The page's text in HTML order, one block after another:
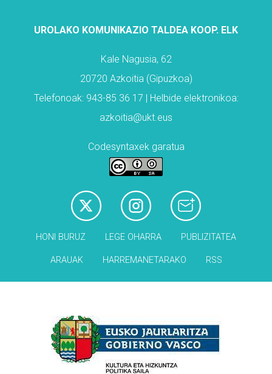
UROLAKO KOMUNIKAZIO TALDEA KOOP. ELK
Kale Nagusia, 62
20720 Azkoitia (Gipuzkoa)
Telefonoak: 943-85 36 17 | Helbide elektronikoa:
azkoitia@ukt.eus
Codesyntaxek garatua
HONI BURUZ LEGE OHARRA PUBLIZITATEA
ARAUAK HARREMANETARAKO RSS